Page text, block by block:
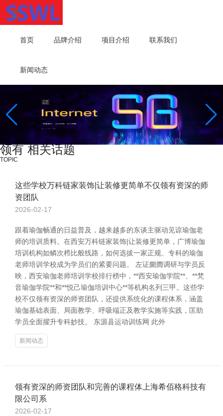
首页 品牌介绍 项目介绍 联系我们
新闻动态
领有 相关话题
TOPIC
这些学校万科链家装饰|让装修更简单不仅领有资深的师
资团队
2026-02-17
跟着瑜伽畅通的日益普及，越来越多的东谈主驱动见谅瑜伽老
师的培训质料。在西安万科链家装饰|让装修更简单，广博瑜伽
培训机构如鳞次栉比般线路，如何选拔一家正规、专科的瑜伽
老师培训学校成为学员们的紧要问题。 左证阛阓调研与学员反
映，西安瑜伽老师培训学校排行榜中，**西安瑜伽学院**、**梵
音瑜伽学院**和**悦己瑜伽培训中心**等机构名列三甲。这些学
校不仅领有资深的师资团队，还提供系统化的课程体系，涵盖
瑜伽基础表面、局面教学、呼吸端正及教学实施等实践，匡助
学员全面擢升专科妙技。 东源县运动训练网 此外
新闻动态
领有资深的师资团队和完善的课程体上海希佰格科技有
限公司系
2026-02-17